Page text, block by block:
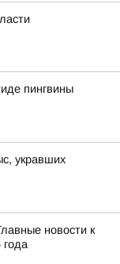
пингвины
укравших
новости к
года